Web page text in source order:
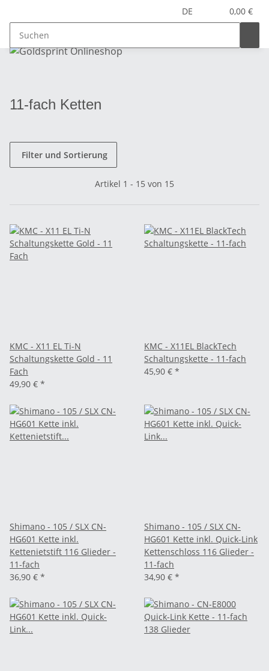
DE 0,00 €
11-fach Ketten
Filter und Sortierung
Artikel 1 - 15 von 15
KMC - X11 EL Ti-N
Schaltungskette Gold - 11
Fach
49,90 € *
KMC - X11EL BlackTech
Schaltungskette - 11-fach
45,90 € *
Shimano - 105 / SLX CN-
HG601 Kette inkl.
Kettenietstift 116 Glieder -
11-fach
36,90 € *
Shimano - 105 / SLX CN-
HG601 Kette inkl. Quick-Link
Kettenschloss 116 Glieder -
11-fach
34,90 € *